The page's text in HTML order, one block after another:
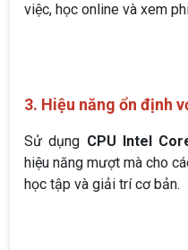
việc, học online và xem
3. Hiệu năng ổn định
Sử dụng CPU Intel
hiệu năng mượt mà cho
học tập và giải trí cơ bản.